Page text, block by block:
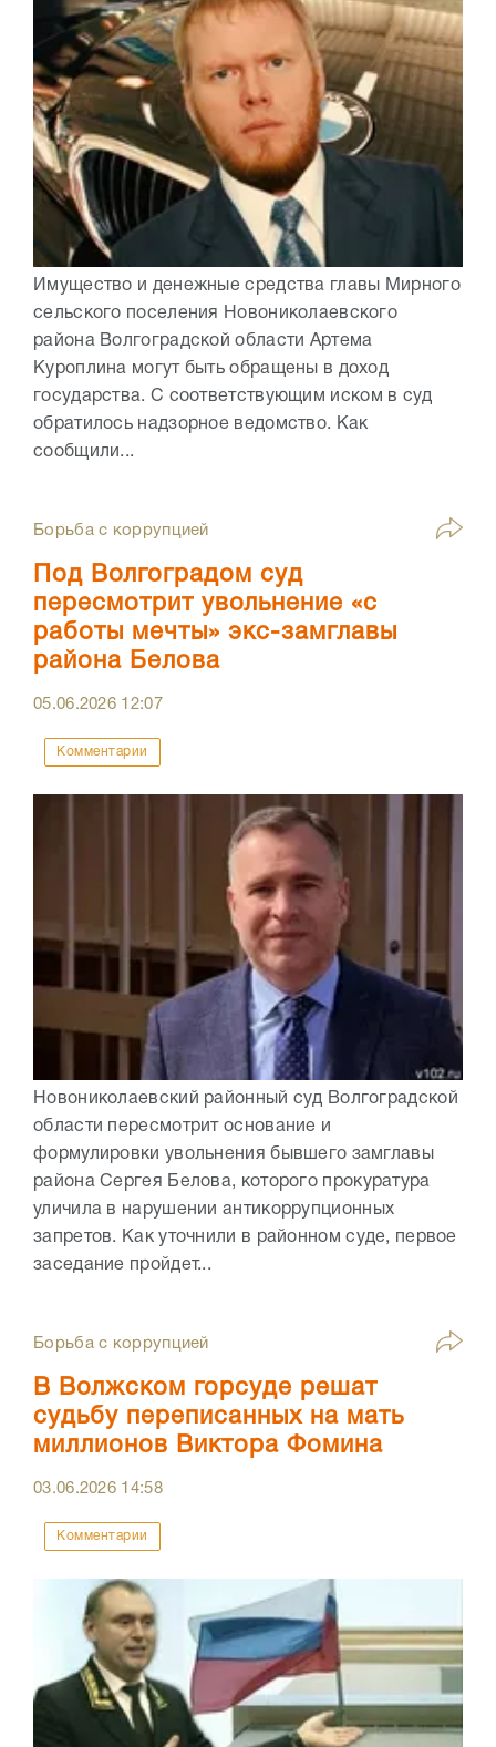
Имущество и денежные средства главы Мирного
сельского поселения Новониколаевского
района Волгоградской области Артема
Куроплина могут быть обращены в доход
государства. С соответствующим иском в суд
обратилось надзорное ведомство. Как
сообщили...
Борьба с коррупцией
Под Волгоградом суд
пересмотрит увольнение «с
работы мечты» экс-замглавы
района Белова
05.06.2026 12:07
Комментарии
Новониколаевский районный суд Волгоградской
области пересмотрит основание и
формулировки увольнения бывшего замглавы
района Сергея Белова, которого прокуратура
уличила в нарушении антикоррупционных
запретов. Как уточнили в районном суде, первое
заседание пройдет...
Борьба с коррупцией
В Волжском горсуде решат
судьбу переписанных на мать
миллионов Виктора Фомина
03.06.2026 14:58
Комментарии